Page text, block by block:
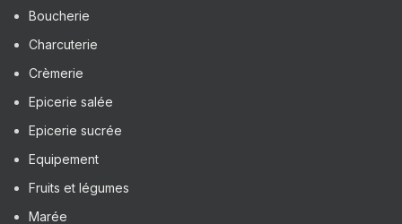
Boucherie
Charcuterie
Crèmerie
Epicerie salée
Epicerie sucrée
Equipement
Fruits et légumes
Marée